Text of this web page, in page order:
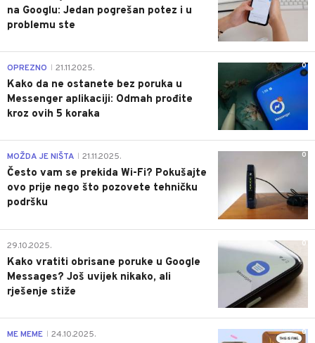
na Googlu: Jedan pogrešan potez i u
problemu ste
0
OPREZNO 21.11.2025.
Kako da ne ostanete bez poruka u
Messenger aplikaciji: Odmah prođite
kroz ovih 5 koraka
0
MOŽDA JE NIŠTA 21.11.2025.
Često vam se prekida Wi-Fi? Pokušajte
ovo prije nego što pozovete tehničku
podršku
0
29.10.2025.
Kako vratiti obrisane poruke u Google
Messages? Još uvijek nikako, ali
rješenje stiže
0
ME MEME 24.10.2025.